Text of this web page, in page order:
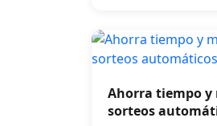
Ahorra tiempo y
sorteos